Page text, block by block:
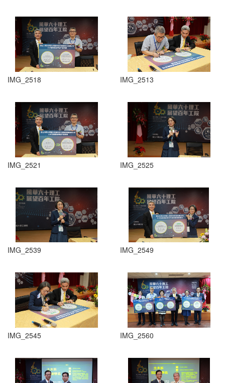
IMG_2518 IMG_2513
IMG_2521 IMG_2525
IMG_2539 IMG_2549
IMG_2545 IMG_2560